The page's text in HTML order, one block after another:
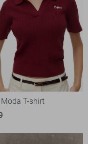
T-shirt